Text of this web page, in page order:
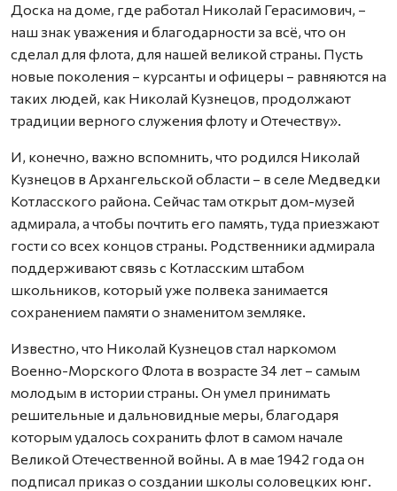
Доска на доме, где работал Николай Герасимович, –
наш знак уважения и благодарности за всё, что он
сделал для флота, для нашей великой страны. Пусть
новые поколения – курсанты и офицеры – равняются на
таких людей, как Николай Кузнецов, продолжают
традиции верного служения флоту и Отечеству».
И, конечно, важно вспомнить, что родился Николай
Кузнецов в Архангельской области – в селе Медведки
Котласского района. Сейчас там открыт дом-музей
адмирала, а чтобы почтить его память, туда приезжают
гости со всех концов страны. Родственники адмирала
поддерживают связь с Котласским штабом
школьников, который уже полвека занимается
сохранением памяти о знаменитом земляке.
Известно, что Николай Кузнецов стал наркомом
Военно-Морского Флота в возрасте 34 лет – самым
молодым в истории страны. Он умел принимать
решительные и дальновидные меры, благодаря
которым удалось сохранить флот в самом начале
Великой Отечественной войны. А в мае 1942 года он
подписал приказ о создании школы соловецких юнг.